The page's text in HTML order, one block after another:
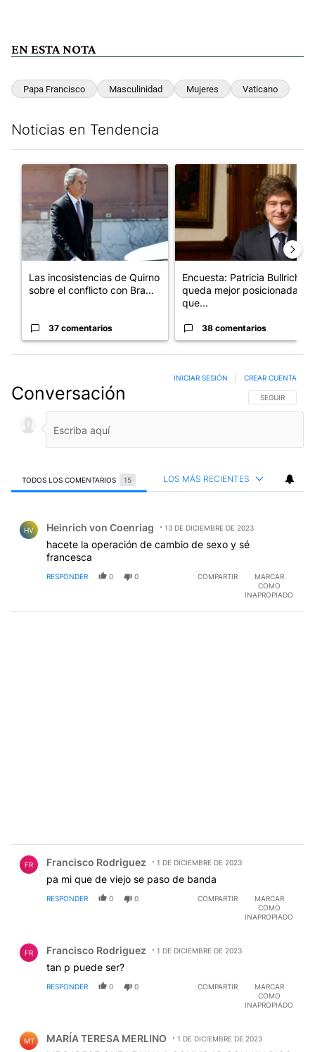
EN ESTA NOTA
Papa Francisco Masculinidad Mujeres Vaticano
Noticias en Tendencia
Un artículo de tendencia con el título "Las incosistencias de
Las incosistencias de Quirno
sobre el conflicto con Bra...
37 comentarios
Un artículo de tendencia
Encuesta: Patricia Bullrich
queda mejor posicionada
que...
38 comentarios
Conversación SIGA ESTA
SEGUIR
INICIAR SESIÓN CREAR CUENTA
TODOS LOS COMENTARIOS 15 LOS MÁS RECIENTES
HV Heinrich von Coenriag 13 DE DICIEMBRE DE 2023
hacete la operación de cambio de sexo y sé
francesca
RESPONDER 0 0 COMPARTIR
MARCAR
COMO
INAPROPIADO
FR Francisco Rodriguez 1 DE DICIEMBRE DE 2023
pa mi que de viejo se paso de banda
RESPONDER 0 0 COMPARTIR
MARCAR
COMO
INAPROPIADO
FR Francisco Rodriguez 1 DE DICIEMBRE DE 2023
tan p puede ser?
RESPONDER 0 0 COMPARTIR
MARCAR
COMO
INAPROPIADO
MT MARÍA TERESA MERLINO 1 DE DICIEMBRE DE 2023